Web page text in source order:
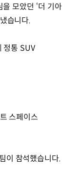
모았던 ‘더 기아
습니다.
정통 SUV
스페이스
이 참석했습니다.